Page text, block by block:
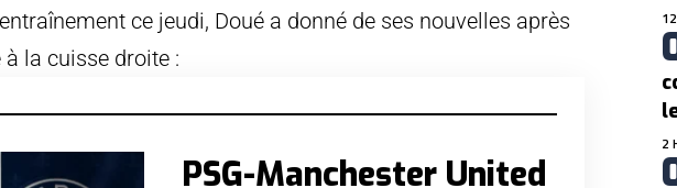
ce jeudi, Doué a donné de ses nouvelles après
la cuisse droite :
PSG-Manchester United
2